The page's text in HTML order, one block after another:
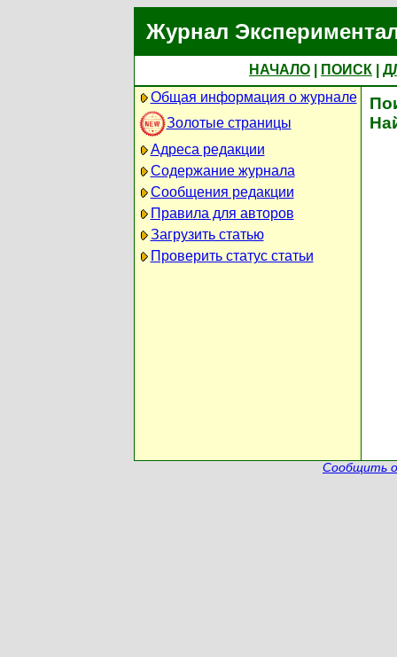
Журнал
НАЧАЛО ПОИСК
Общая информация о журнале
Золотые страницы
Адреса редакции
Содержание журнала
Сообщения редакции
Правила для авторов
Загрузить статью
Проверить статус статьи
Сообщить о